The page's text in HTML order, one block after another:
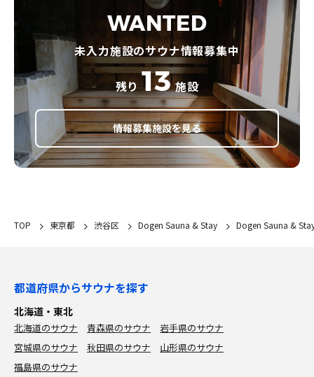
WANTED
未入力施設のサウナ情報募集中
残り 13 施設
情報募集施設を見る
TOP 東京都 渋谷区 Dogen Sauna & Stay Dogen Sauna &
都道府県からサウナを探す
北海道・東北
北海道のサウナ 青森県のサウナ
岩手県のサウナ
宮城県のサウナ
秋田県のサウナ
山形県のサウナ
福島県のサウナ